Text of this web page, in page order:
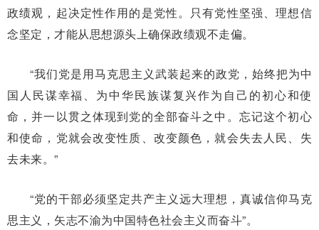
政绩观，起决定性作用的是党性。只有党性坚强、理想信
念坚定，才能从思想源头上确保政绩观不走偏。
“我们党是用马克思主义武装起来的政党，始终把为中
国人民谋幸福、为中华民族谋复兴作为自己的初心和使
命，并一以贯之体现到党的全部奋斗之中。忘记这个初心
和使命，党就会改变性质、改变颜色，就会失去人民、失
去未来。”
“党的干部必须坚定共产主义远大理想，真诚信仰马克
思主义，矢志不渝为中国特色社会主义而奋斗”。